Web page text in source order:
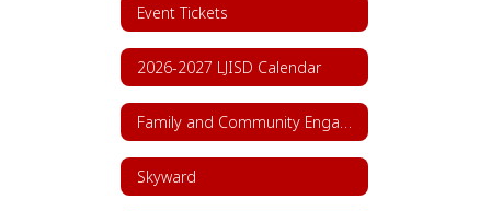
Event Tickets
2026-2027 LJISD Calendar
Skyward